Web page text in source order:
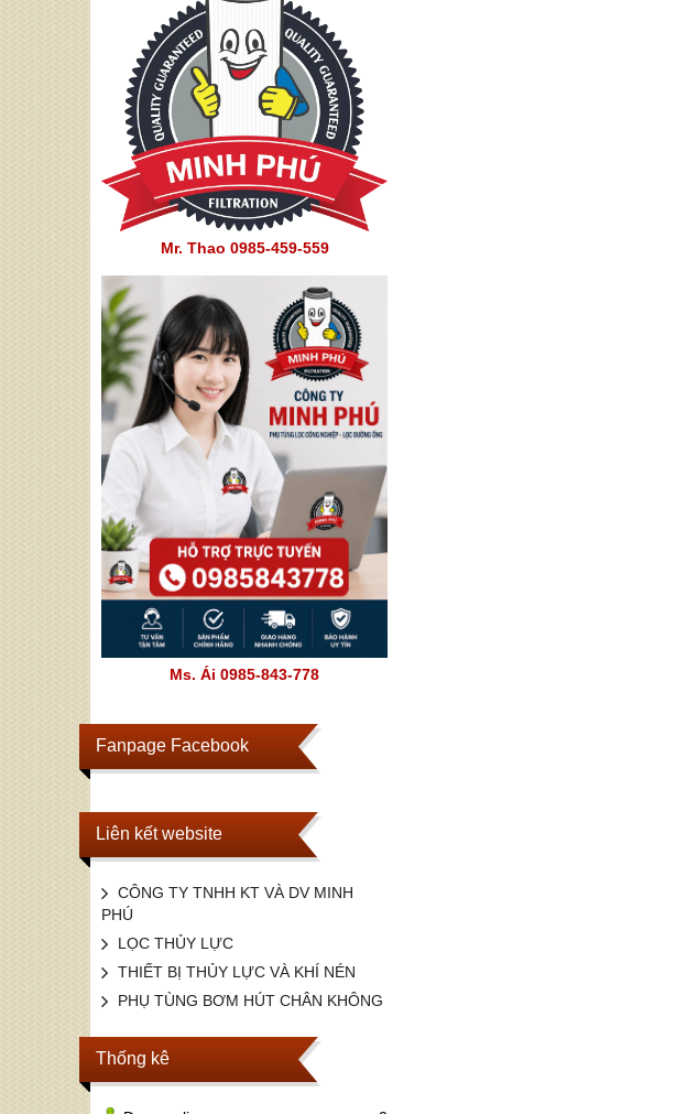
Mr. Thao 0985-459-559
Ms. Ái 0985-843-778
Fanpage Facebook
Liên kết website
CÔNG TY TNHH KT VÀ DV MINH
PHÚ
LỌC THỦY LỰC
THIẾT BỊ THỦY LỰC VÀ KHÍ NÉN
PHỤ TÙNG BƠM HÚT CHÂN KHÔNG
Thống kê